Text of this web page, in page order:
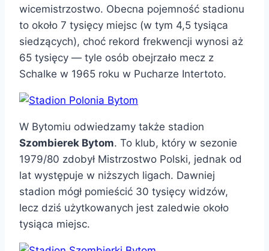
wicemistrzostwo. Obecna pojemność stadionu
to około 7 tysięcy miejsc (w tym 4,5 tysiąca
siedzących), choć rekord frekwencji wynosi aż
65 tysięcy — tyle osób obejrzało mecz z
Schalke w 1965 roku w Pucharze Intertoto.
W Bytomiu odwiedzamy także stadion
Szombierek Bytom. To klub, który w sezonie
1979/80 zdobył Mistrzostwo Polski, jednak od
lat występuje w niższych ligach. Dawniej
stadion mógł pomieścić 30 tysięcy widzów,
lecz dziś użytkowanych jest zaledwie około
tysiąca miejsc.